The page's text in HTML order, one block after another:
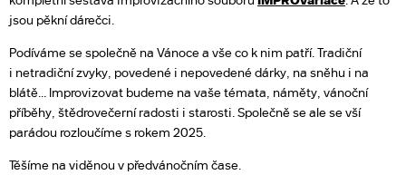
jsou pěkní dárečci.
Podíváme se společně na Vánoce a vše co k nim patří. Tradiční
i netradiční zvyky, povedené i nepovedené dárky, na sněhu i na
blátě... Improvizovat budeme na vaše témata, náměty, vánoční
příběhy, štědrovečerní radosti i starosti. Společně se ale se vší
parádou rozloučíme s rokem 2025.
Těšíme na viděnou v předvánočním čase.